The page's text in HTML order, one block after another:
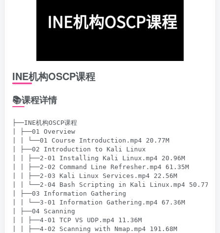
INE机构OSCP课程
📚课程详情
├──INE机构OSCP课程
| ├──01 Overview
| | └──01 Course Introduction.mp4 20.77M
| ├──02 Introduction to Kali Linux
| | ├──2-01 Installing Kali Linux.mp4 20.96M
| | ├──2-02 Command Line Refresher.mp4 61.35M
| | ├──2-03 Kali Linux Services.mp4 22.56M
| | └──2-04 Bash Scripting in Kali Linux.mp4 50.77M
| ├──03 Information Gathering
| | └──3-01 Information Gathering.mp4 67.36M
| ├──04 Scanning
| | ├──4-01 TCP VS UDP.mp4 11.36M
| | ├──4-02 Scanning with Nmap.mp4 191.68M